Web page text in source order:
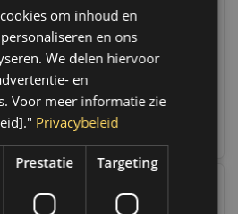
Op voorraad
binnen 1 a 2 werkdagen.
Boven de 50,- gratis
€8,95
om inhoud en
en ons
We delen hiervoor
en
Voor meer informatie zie
Privacybeleid
Prestatie Targeting